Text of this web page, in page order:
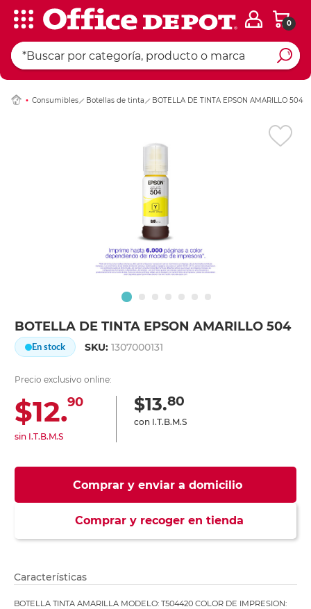
0
Consumibles Botellas de tinta BOTELLA DE TINTA EPSON AMARILLO 504
BOTELLA DE TINTA EPSON AMARILLO 504
En stock SKU:1307000131
Precio exclusivo online:
$12.90
sin I.T.B.M.S
$13.80
con I.T.B.M.S
Comprar y enviar a domicilio
Comprar y recoger en tienda
Ingresar Codigo
Características
BOTELLA TINTA AMARILLA MODELO: T504420 COLOR DE IMPRESION: